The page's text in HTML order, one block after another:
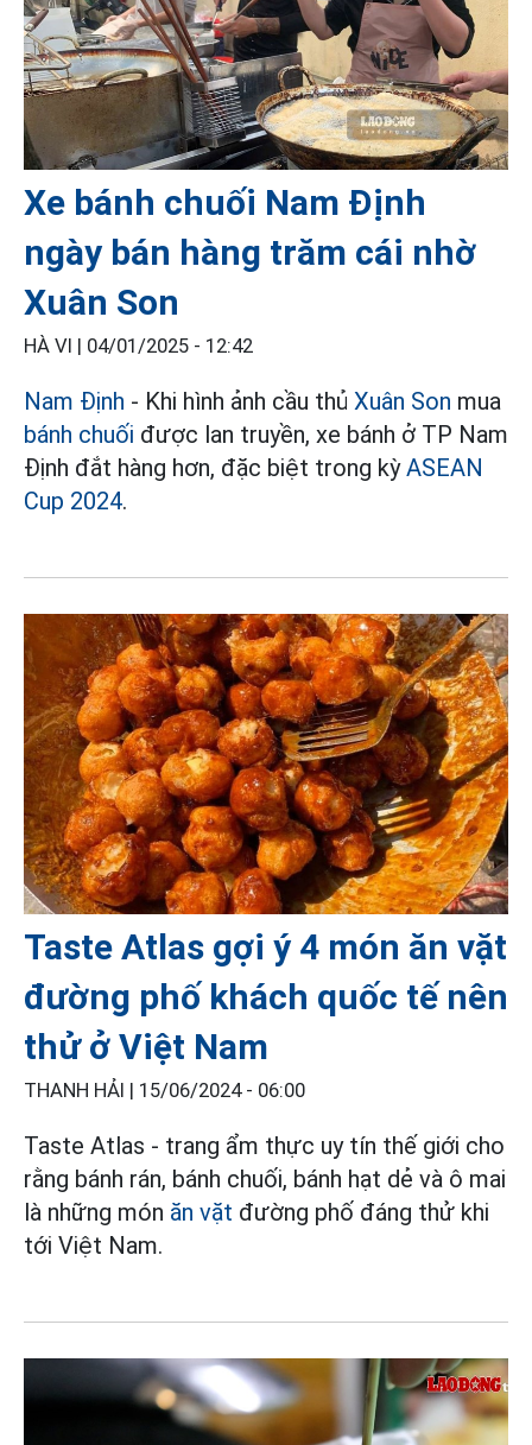
Xe bánh chuối Nam Định
ngày bán hàng trăm cái nhờ
Xuân Son
HÀ VI | 04/01/2025 - 12:42
Nam Định - Khi hình ảnh cầu thủ Xuân Son mua
bánh chuối được lan truyền, xe bánh ở TP Nam
Định đắt hàng hơn, đặc biệt trong kỳASEAN
Cup 2024.
Taste Atlas gợi ý 4 món ăn vặt
đường phố khách quốc tế nên
thử ở Việt Nam
THANH HẢI | 15/06/2024 - 06:00
Taste Atlas - trang ẩm thực uy tín thế giới cho
rằng bánh rán, bánh chuối, bánh hạt dẻ và ô mai
là những món ăn vặt đường phố đáng thử khi
tới Việt Nam.